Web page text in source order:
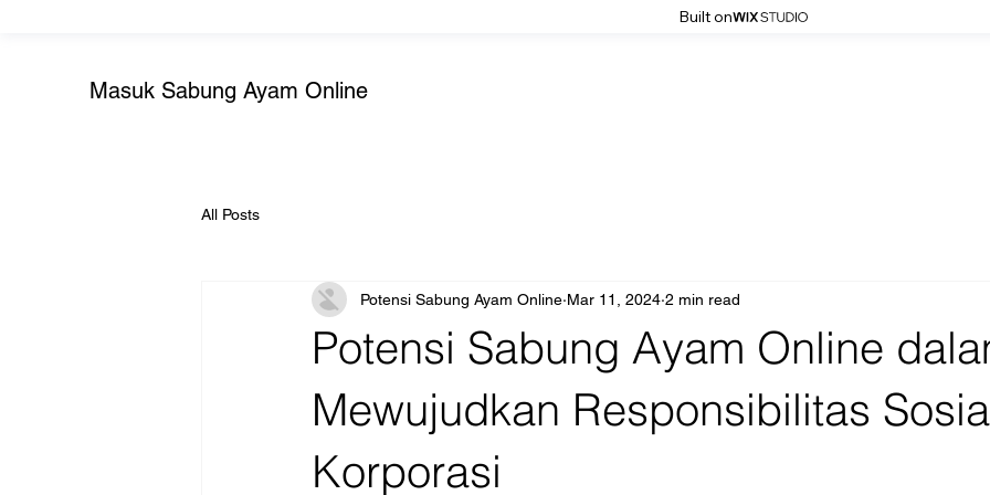
Built on
Masuk Sabung Ayam Online
All Posts
Potensi Sabung Ayam Online
Mewujudkan Responsibilitas
Korporasi
Potensi Sabung Ayam Online Mar 11, 2024 2 min read